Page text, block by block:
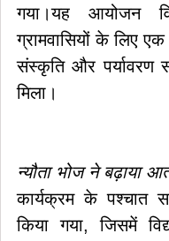
गया।यह आयोजन
ग्रामवासियों के लिए एक
संस्कृति और पर्यावरण
मिला।
न्यौता भोज ने बढ़ाया
कार्यक्रम के पश्चात
किया गया, जिसमें